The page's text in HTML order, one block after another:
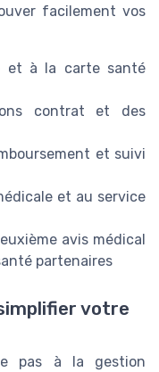
facilement vos
et à la carte santé
contrat et des
et suivi
et au service
avis médical
partenaires
votre
pas à la gestion